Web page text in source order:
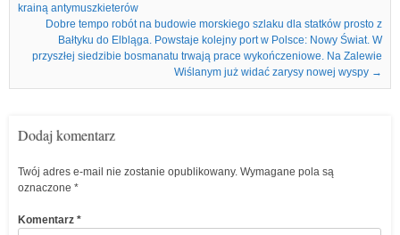
krainą antymuszkieterów
Dobre tempo robót na budowie morskiego szlaku dla statków prosto z
Bałtyku do Elbląga. Powstaje kolejny port w Polsce: Nowy Świat. W
przyszłej siedzibie bosmanatu trwają prace wykończeniowe. Na Zalewie
Wiślanym już widać zarysy nowej wyspy →
Dodaj komentarz
Twój adres e-mail nie zostanie opublikowany. Wymagane pola są
oznaczone *
Komentarz *